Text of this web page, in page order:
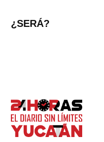
¿SERÁ?